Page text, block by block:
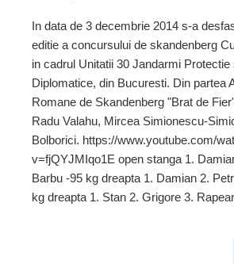
In data de 3 decembrie 2014 s-a
editie a concursului de skandenberg
in cadrul Unitatii 30 Jandarmi
Diplomatice, din Bucuresti. Din partea
Romane de Skandenberg "Brat de
Radu Valahu, Mircea Simionescu-
Bolborici. https://www.youtube.com/
v=fjQYJMIqo1E open stanga 1.
Barbu -95 kg dreapta 1. Damian 2.
kg dreapta 1. Stan 2. Grigore 3.